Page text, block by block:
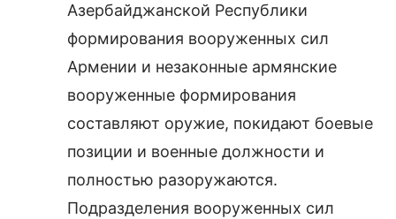
Азербайджанской Республики
формирования вооруженных сил
Армении и незаконные армянские
вооруженные формирования
составляют оружие, покидают боевые
позиции и военные должности и
полностью разоружаются.
Подразделения вооруженных сил